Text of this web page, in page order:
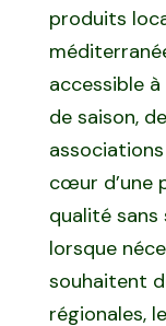
produits
accessible
de saison,
cœur d’une
qualité
lorsque
souhaitent
régionales,